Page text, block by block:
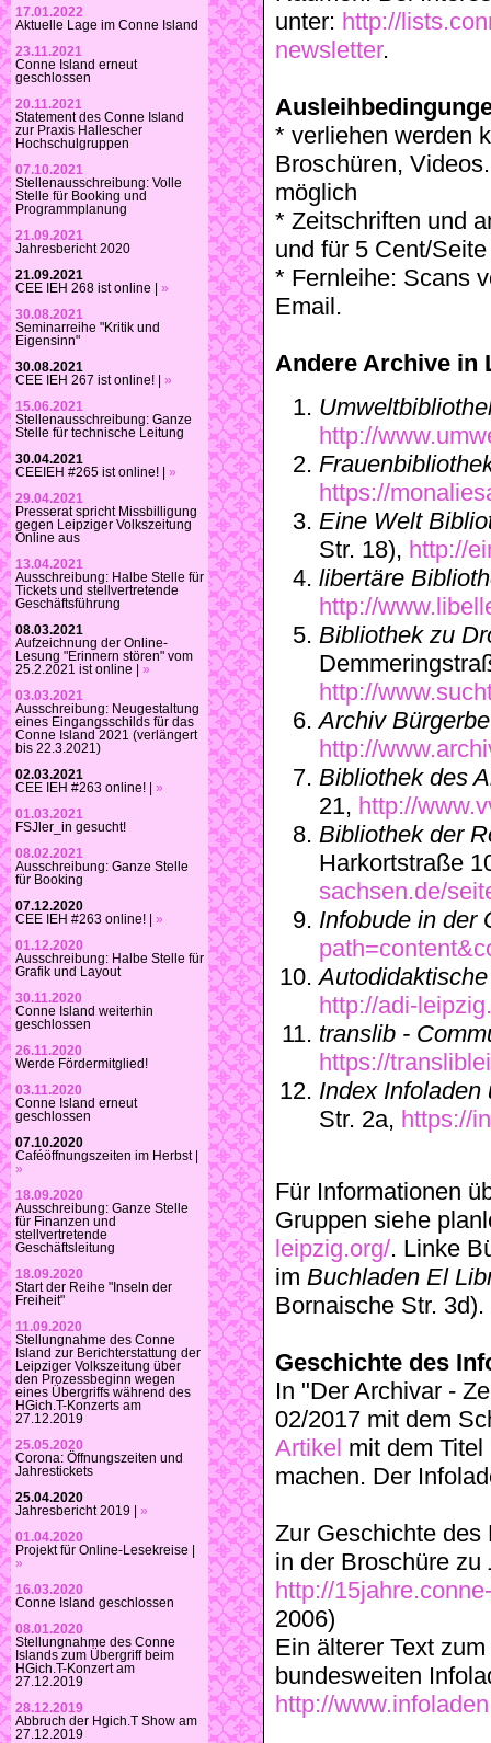
17.01.2022
Aktuelle Lage im Conne Island
23.11.2021
Conne Island erneut
geschlossen
20.11.2021
Statement des Conne Island
zur Praxis Hallescher
Hochschulgruppen
07.10.2021
Stellenausschreibung: Volle
Stelle für Booking und
Programmplanung
21.09.2021
Jahresbericht 2020
21.09.2021
CEE IEH 268 ist online | »
30.08.2021
Seminarreihe "Kritik und
Eigensinn"
30.08.2021
CEE IEH 267 ist online! | »
15.06.2021
Stellenausschreibung: Ganze
Stelle für technische Leitung
30.04.2021
CEEIEH #265 ist online! | »
29.04.2021
Presserat spricht Missbilligung
gegen Leipziger Volkszeitung
Online aus
13.04.2021
Ausschreibung: Halbe Stelle für
Tickets und stellvertretende
Geschäftsführung
08.03.2021
Aufzeichnung der Online-
Lesung "Erinnern stören" vom
25.2.2021 ist online | »
03.03.2021
Ausschreibung: Neugestaltung
eines Eingangsschilds für das
Conne Island 2021 (verlängert
bis 22.3.2021)
02.03.2021
CEE IEH #263 online! | »
01.03.2021
FSJler_in gesucht!
08.02.2021
Ausschreibung: Ganze Stelle
für Booking
07.12.2020
CEE IEH #263 online! | »
01.12.2020
Ausschreibung: Halbe Stelle für
Grafik und Layout
30.11.2020
Conne Island weiterhin
geschlossen
26.11.2020
Werde Fördermitglied!
03.11.2020
Conne Island erneut
geschlossen
07.10.2020
Caféöffnungszeiten im Herbst |
»
18.09.2020
Ausschreibung: Ganze Stelle
für Finanzen und
stellvertretende
Geschäftsleitung
18.09.2020
Start der Reihe "Inseln der
Freiheit"
11.09.2020
Stellungnahme des Conne
Island zur Berichterstattung der
Leipziger Volkszeitung über
den Prozessbeginn wegen
eines Übergriffs während des
HGich.T-Konzerts am
27.12.2019
25.05.2020
Corona: Öffnungszeiten und
Jahrestickets
25.04.2020
Jahresbericht 2019 | »
01.04.2020
Projekt für Online-Lesekreise |
»
16.03.2020
Conne Island geschlossen
08.01.2020
Stellungnahme des Conne
Islands zum Übergriff beim
HGich.T-Konzert am
27.12.2019
28.12.2019
Abbruch der Hgich.T Show am
27.12.2019
unter: http://
newsletter.
* verliehen werden
Broschüren,
möglich
* Zeitschriften und
und für 5 Cent/
* Fernleihe: Scans
Email.
Andere Archive in
http://
https://
Eine Welt
Str. 18), http://
libertäre
http://
Bibliothek zu
http://
Archiv
http://
Bibliothek des
21, http://
Bibliothek der
Harkortstraße
sachsen.de/
Infobude in der
http://adi-
translib -
https://
Index Infoladen
Str. 2a, https://
Für Informationen
Gruppen siehe
leipzig.org/. Linke
im Buchladen El
Bornaische Str. 3d).
Geschichte des
In "Der Archivar -
02/2017 mit dem
Artikel mit dem
machen. Der
Zur Geschichte des
in der Broschüre zu
http://
2006)
Ein älterer Text
bundesweiten
http://